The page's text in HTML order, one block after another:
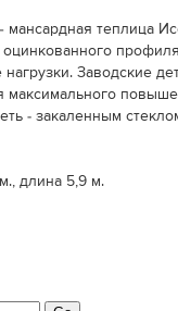
теплица
Заводские
- закаленным
длина 5,9 м.